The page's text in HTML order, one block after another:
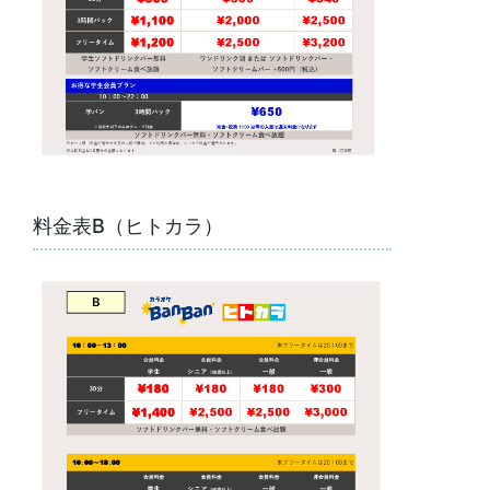
料金表B（ヒトカラ）